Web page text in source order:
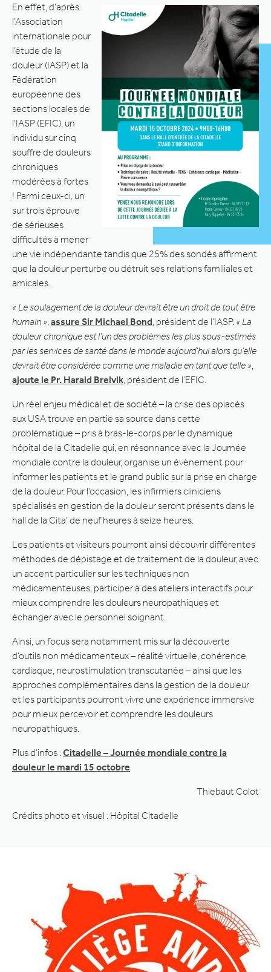
En effet, d’après
l’Association
internationale pour
l’étude de la
douleur (IASP) et la
Fédération
européenne des
sections locales de
l’IASP (EFIC), un
individu sur cinq
souffre de douleurs
chroniques
modérées à fortes
! Parmi ceux-ci, un
sur trois éprouve
de sérieuses
difficultés à mener
une vie indépendante tandis que 25% des sondés affirment
que la douleur perturbe ou détruit ses relations familiales et
amicales.
« Le soulagement de la douleur devrait être un droit de tout être
humain » assure Sir Michael Bond , président de l’IASP. « La
douleur chronique est l’un des problèmes les plus sous-estimés
par les services de santé dans le monde aujourd’hui alors qu’elle
devrait être considérée comme une maladie en tant que telle »
ajoute le Pr. Harald Breivik , président de l’EFIC.
Un réel enjeu médical et de société – la crise des opiacés
aux USA trouve en partie sa source dans cette
problématique – pris à bras-le-corps par le dynamique
hôpital de la Citadelle qui, en résonnance avec la Journée
mondiale contre la douleur, organise un évènement pour
informer les patients et le grand public sur la prise en charge
de la douleur. Pour l’occasion, les infirmiers cliniciens
spécialisés en gestion de la douleur seront présents dans le
hall de la Cita’ de neuf heures à seize heures.
Les patients et visiteurs pourront ainsi découvrir différentes
méthodes de dépistage et de traitement de la douleur, avec
un accent particulier sur les techniques non
médicamenteuses, participer à des ateliers interactifs pour
mieux comprendre les douleurs neuropathiques et
échanger avec le personnel soignant.
Ainsi, un focus sera notamment mis sur la découverte
d’outils non médicamenteux – réalité virtuelle, cohérence
cardiaque, neurostimulation transcutanée – ainsi que les
approches complémentaires dans la gestion de la douleur
et les participants pourront vivre une expérience immersive
pour mieux percevoir et comprendre les douleurs
neuropathiques.
Plus d’infos :Citadelle – Journée mondiale contre la
douleur le mardi 15 octobre
Thiebaut Colot
Crédits photo et visuel : Hôpital Citadelle